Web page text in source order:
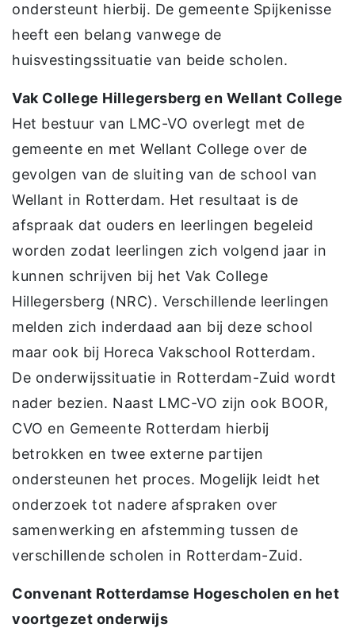
ondersteunt hierbij. De gemeente Spijkenisse
heeft een belang vanwege de
huisvestingssituatie van beide scholen.
Vak College Hillegersberg en Wellant College
Het bestuur van LMC-VO overlegt met de
gemeente en met Wellant College over de
gevolgen van de sluiting van de school van
Wellant in Rotterdam. Het resultaat is de
afspraak dat ouders en leerlingen begeleid
worden zodat leerlingen zich volgend jaar in
kunnen schrijven bij het Vak College
Hillegersberg (NRC). Verschillende leerlingen
melden zich inderdaad aan bij deze school
maar ook bij Horeca Vakschool Rotterdam.
De onderwijssituatie in Rotterdam-Zuid wordt
nader bezien. Naast LMC-VO zijn ook BOOR,
CVO en Gemeente Rotterdam hierbij
betrokken en twee externe partijen
ondersteunen het proces. Mogelijk leidt het
onderzoek tot nadere afspraken over
samenwerking en afstemming tussen de
verschillende scholen in Rotterdam-Zuid.
Convenant Rotterdamse Hogescholen en het
voortgezet onderwijs